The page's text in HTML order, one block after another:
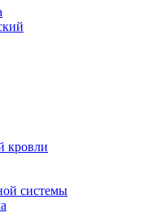
кровли
системы